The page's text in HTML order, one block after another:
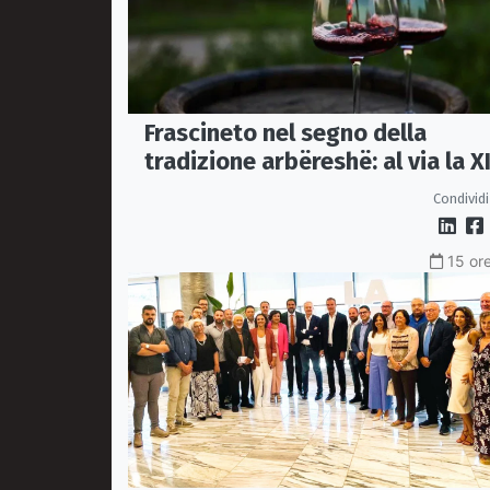
Frascineto nel segno della
tradizione arbëreshë: al via la
edizione della Festa del Vino
15